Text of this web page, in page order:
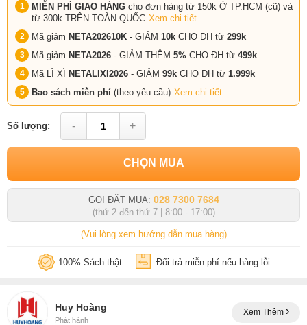
MIỄN PHÍ GIAO HÀNG cho đơn hàng từ 150k Ở TP.HCM (cũ) và
từ 300k TRÊN TOÀN QUỐC Xem chi tiết
Mã giảm NETA202610K - GIẢM 10k CHO ĐH từ 299k
Mã giảm NETA2026 - GIẢM THÊM 5% CHO ĐH từ 499k
Mã LÌ XÌ NETALIXI2026 - GIẢM 99k CHO ĐH từ 1.999k
Bao sách miễn phí (theo yêu cầu) Xem chi tiết
Số lượng: - +
CHỌN MUA
GỌI ĐẶT MUA: 028 7300 7684
(thứ 2 đến thứ 7 | 8:00 - 17:00)
(Vui lòng xem hướng dẫn mua hàng)
100% Sách thật Đổi trả miễn phí nếu hàng lỗi
Huy Hoàng
Phát hành
Xem Thêm